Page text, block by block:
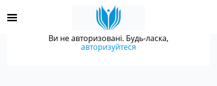
Ви не авторизовані. Будь-ласка,
авторизуйтеся